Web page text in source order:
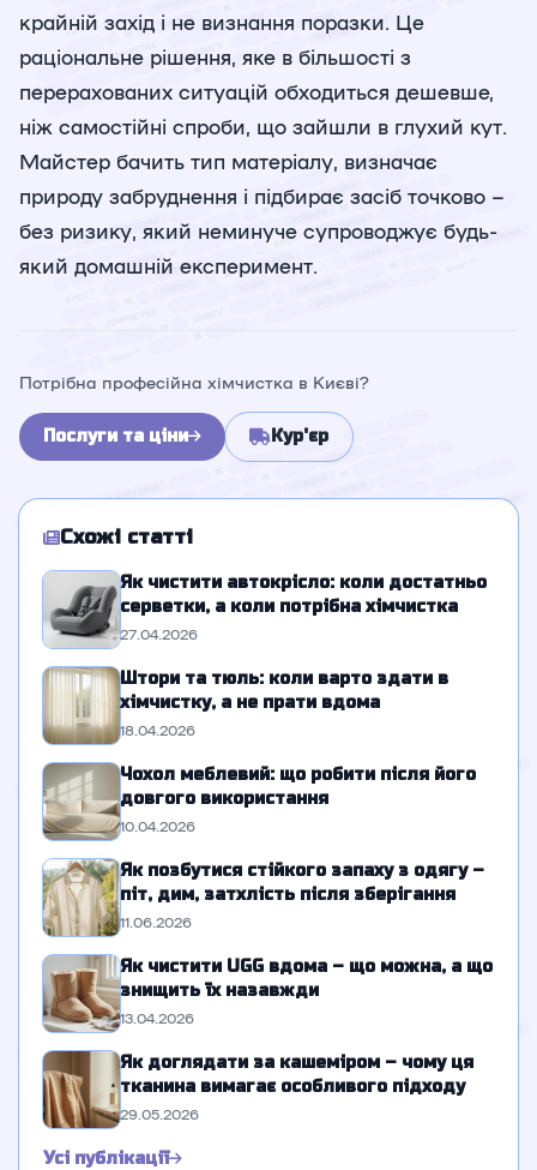
крайній захід і не визнання поразки. Це
раціональне рішення, яке в більшості з
перерахованих ситуацій обходиться дешевше,
ніж самостійні спроби, що зайшли в глухий кут.
Майстер бачить тип матеріалу, визначає
природу забруднення і підбирає засіб точково –
без ризику, який неминуче супроводжує будь-
який домашній експеримент.
Потрібна професійна хімчистка в Києві?
Послуги та ціни Кур'єр
Схожі статті
Як чистити автокрісло: коли достатньо
серветки, а коли потрібна хімчистка
27.04.2026
Штори та тюль: коли варто здати в
хімчистку, а не прати вдома
18.04.2026
Чохол меблевий: що робити після його
довгого використання
10.04.2026
Як позбутися стійкого запаху з одягу –
піт, дим, затхлість після зберігання
11.06.2026
Як чистити UGG вдома – що можна, а що
знищить їх назавжди
13.04.2026
Як доглядати за кашеміром – чому ця
тканина вимагає особливого підходу
29.05.2026
Усі публікації